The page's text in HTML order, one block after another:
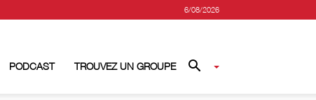
6/08/2026
PODCAST TROUVEZ UN GROUPE